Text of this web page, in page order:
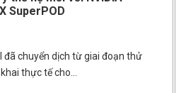
SuperPOD
đã chuyển dịch từ giai đoạn thử
thực tế cho…